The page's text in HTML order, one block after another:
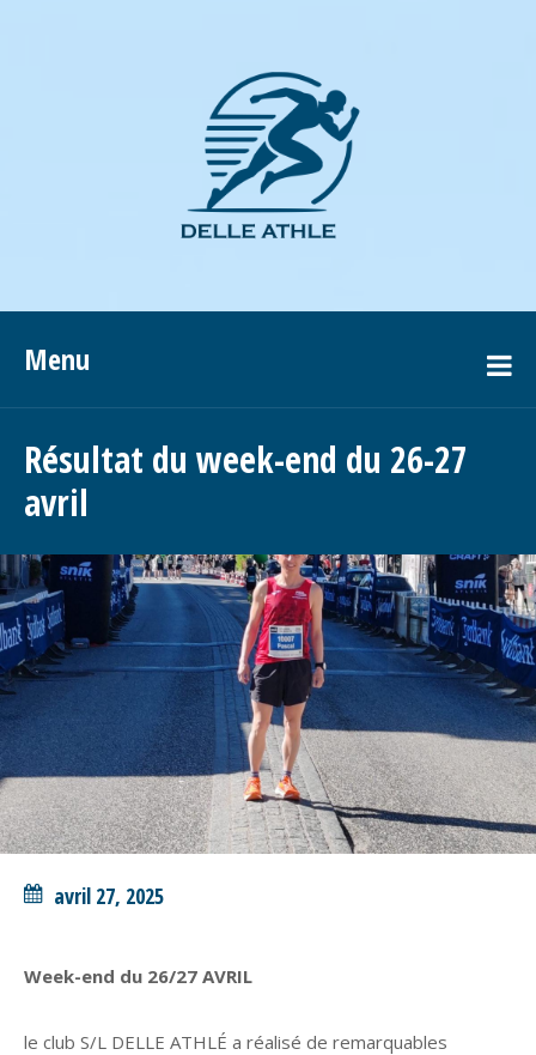
Menu
Résultat du week-end du 26-27
avril
avril 27, 2025
Week-end du 26/27 AVRIL
le club S/L DELLE ATHLÉ a réalisé de remarquables